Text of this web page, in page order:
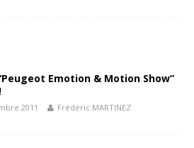
Emotion & Motion Show”
2011 Frédéric MARTINEZ